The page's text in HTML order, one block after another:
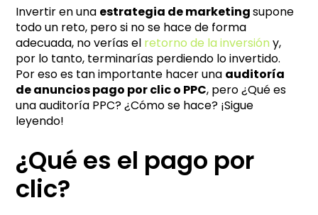
r
n
a
t
i
v
e
Invertir en una estrategia de marketingsupone
todo un reto, pero si no se hace de forma
adecuada, no verías el retorno de la inversión y,
por lo tanto, terminarías perdiendo lo invertido.
Por eso es tan importante hacer una auditoría
de anuncios pago por clic o PPC, pero ¿Qué es
una auditoría PPC? ¿Cómo se hace? ¡Sigue
leyendo!
¿Qué es el pago por
clic?